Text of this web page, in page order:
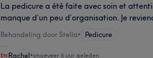
La pedicure a été faite avec soin et
manque d’un peu d’organisation. Je
Behandeling door Stella• Pedicure
Rachel•ongeveer 6 uur geleden